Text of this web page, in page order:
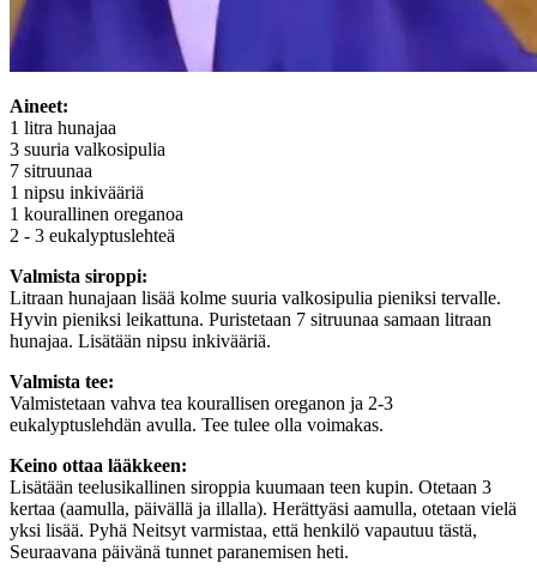
Aineet:
1 litra hunajaa
3 suuria valkosipulia
7 sitruunaa
1 nipsu inkivääriä
1 kourallinen oreganoa
2 - 3 eukalyptuslehteä
Valmista siroppi:
Litraan hunajaan lisää kolme suuria valkosipulia pieniksi tervalle.
Hyvin pieniksi leikattuna. Puristetaan 7 sitruunaa samaan litraan
hunajaa. Lisätään nipsu inkivääriä.
Valmista tee:
Valmistetaan vahva tea kourallisen oreganon ja 2-3
eukalyptuslehdän avulla. Tee tulee olla voimakas.
Keino ottaa lääkkeen:
Lisätään teelusikallinen siroppia kuumaan teen kupin. Otetaan 3
kertaa (aamulla, päivällä ja illalla). Herättyäsi aamulla, otetaan vielä
yksi lisää. Pyhä Neitsyt varmistaa, että henkilö vapautuu tästä,
Seuraavana päivänä tunnet paranemisen heti.